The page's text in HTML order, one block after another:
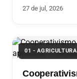
27 de jul, 2026
01 - AGRICULTURA